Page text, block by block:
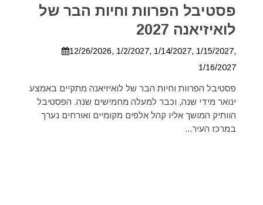
פסטיבל הפרוות וחיות הבר של
לואיזיאנה 2027
12/26/2026, 1/2/2027, 1/14/2027, 1/15/2027,
1/16/2027
פסטיבל הפרוות וחיות הבר של לואיזיאנה מתקיים באמצע
ינואר מידי שנה, וכבר למעלה מחמישים שנה. הפסטיבל
הוותיק המושך אליו קהל אלפים מקומיים ואורחים נערך
במרכז העיר...